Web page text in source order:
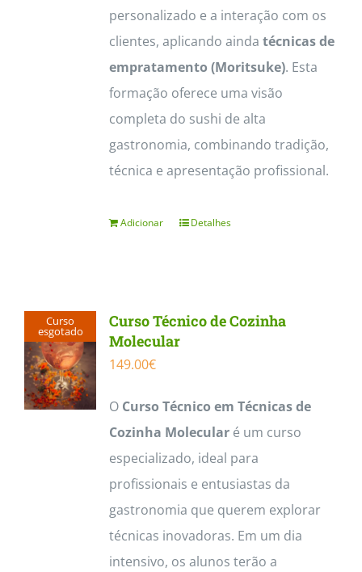
personalizado e a interação com os
clientes, aplicando ainda técnicas de
empratamento (Moritsuke). Esta
formação oferece uma visão
completa do sushi de alta
gastronomia, combinando tradição,
técnica e apresentação profissional.
Adicionar Detalhes
Curso
esgotado
Curso Técnico de Cozinha
Molecular
149.00€
O Curso Técnico em Técnicas de
Cozinha Molecularé um curso
especializado, ideal para
profissionais e entusiastas da
gastronomia que querem explorar
técnicas inovadoras. Em um dia
intensivo, os alunos terão a